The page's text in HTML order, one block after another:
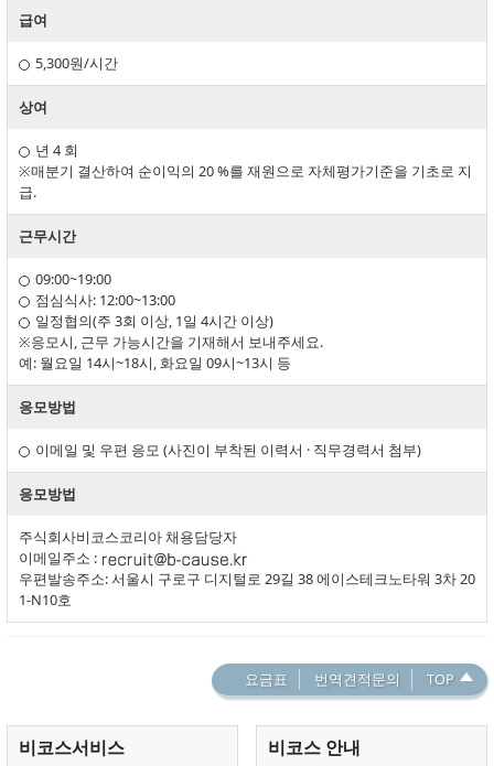
비코스서비스 비코스 안내
급여
5,300원/시간
상여
년 4 회
※매분기 결산하여 순이익의 20 %를 재원으로 자체평가기준을 기초로 지
급.
근무시간
09:00~19:00
점심식사: 12:00~13:00
일정협의(주 3회 이상, 1일 4시간 이상)
※응모시, 근무 가능시간을 기재해서 보내주세요.
예: 월요일 14시~18시, 화요일 09시~13시 등
응모방법
이메일 및 우편 응모 (사진이 부착된 이력서 · 직무경력서 첨부)
응모방법
주식회사비코스코리아 채용담당자
이메일주소 :
우편발송주소: 서울시 구로구 디지털로 29길 38 에이스테크노타워 3차 20
1-N10호
요금표 번역견적문의 TOP